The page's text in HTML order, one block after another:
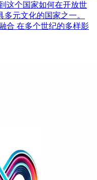
这个国家如何在开放世
元文化的国家之一。
合 在多个世纪的多样影